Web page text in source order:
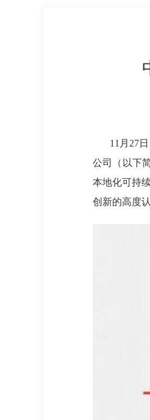
11月27
公司（以下
本地化可持
创新的高度